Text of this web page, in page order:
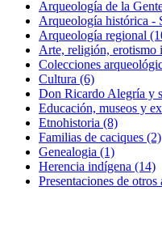
Arqueología de la
Arqueología histórica -
Arqueología regional
Arte, religión, erotismo
Colecciones
Cultura (6)
Don Ricardo Alegría y
Educación, museos y
Etnohistoria (8)
Familias de caciques (2)
Genealogia (1)
Herencia indígena (14)
Presentaciones de otros